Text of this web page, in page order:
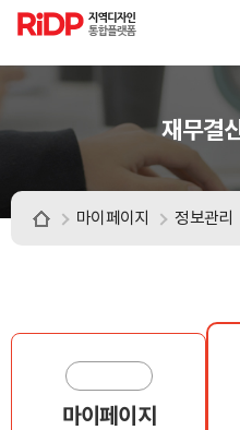
RiDP 지역디자인
통합플랫폼
열기
재무결
마이페이지 정보관리
마이페이지